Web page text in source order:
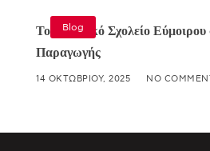
Blog
Το Δημοτικό Σχολείο
Παραγωγής
14 ΟΚΤΩΒΡΊΟΥ, 2025 NO